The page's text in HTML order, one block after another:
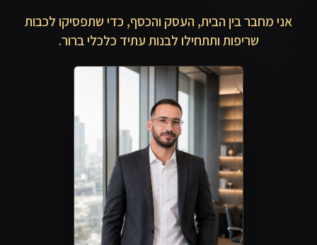
אני מחבר בין הבית, העסק והכסף, כדי שתפסיקו לכבות
שריפות ותתחילו לבנות עתיד כלכלי ברור.